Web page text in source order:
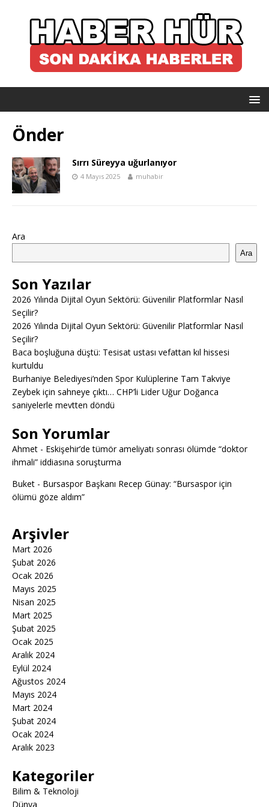
Önder
Sırrı Süreyya uğurlanıyor
4 Mayıs 2025 muhabir
Ara
Ara
Son Yazılar
2026 Yılında Dijital Oyun Sektörü: Güvenilir Platformlar Nasıl
Seçilir?
2026 Yılında Dijital Oyun Sektörü: Güvenilir Platformlar Nasıl
Seçilir?
Baca boşluğuna düştü: Tesisat ustası vefattan kıl hissesi
kurtuldu
Burhaniye Belediyesi’nden Spor Kulüplerine Tam Takviye
Zeybek için sahneye çıktı… CHP’li Lider Uğur Doğanca
saniyelerle mevtten döndü
Son Yorumlar
Ahmet - Eskişehir’de tümör ameliyatı sonrası ölümde “doktor
ihmali” iddiasına soruşturma
Buket - Bursaspor Başkanı Recep Günay: “Bursaspor için
ölümü göze aldım”
Arşivler
Mart 2026
Şubat 2026
Ocak 2026
Mayıs 2025
Nisan 2025
Mart 2025
Şubat 2025
Ocak 2025
Aralık 2024
Eylül 2024
Ağustos 2024
Mayıs 2024
Mart 2024
Şubat 2024
Ocak 2024
Aralık 2023
Kategoriler
Bilim & Teknoloji
Dünya